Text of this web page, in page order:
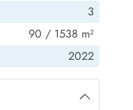
3
90 / 1538 m²
2022